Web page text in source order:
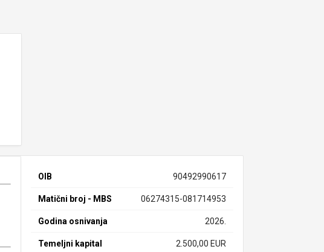
OIB 90492990617
Matični broj - MBS 06274315-081714953
Godina osnivanja 2026.
Temeljni kapital 2.500,00 EUR